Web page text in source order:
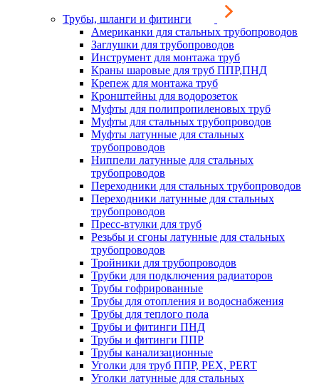
Трубы, шланги и фитинги
Американки для стальных трубопроводов
Заглушки для трубопроводов
Инструмент для монтажа труб
Краны шаровые для труб ППР,ПНД
Крепеж для монтажа труб
Кронштейны для водорозеток
Муфты для полипропиленовых труб
Муфты для стальных трубопроводов
Муфты латунные для стальных
трубопроводов
Ниппели латунные для стальных
трубопроводов
Переходники для стальных трубопроводов
Переходники латунные для стальных
трубопроводов
Пресс-втулки для труб
Резьбы и сгоны латунные для стальных
трубопроводов
Тройники для трубопроводов
Трубки для подключения радиаторов
Трубы гофрированные
Трубы для отопления и водоснабжения
Трубы для теплого пола
Трубы и фитинги ПНД
Трубы и фитинги ППР
Трубы канализационные
Уголки для труб ППР, PEX, PERT
Уголки латунные для стальных